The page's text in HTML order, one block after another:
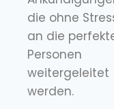
die ohne
an die
Personen
weitergeleitet
werden.